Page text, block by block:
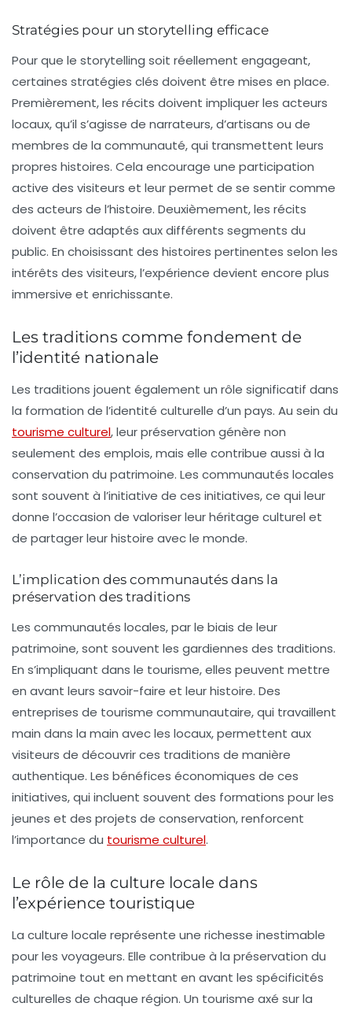
Stratégies pour un storytelling efficace
Pour que le storytelling soit réellement engageant,
certaines stratégies clés doivent être mises en place.
Premièrement, les récits doivent impliquer les acteurs
locaux, qu’il s’agisse de narrateurs, d’artisans ou de
membres de la communauté, qui transmettent leurs
propres histoires. Cela encourage une participation
active des visiteurs et leur permet de se sentir comme
des acteurs de l’histoire. Deuxièmement, les récits
doivent être adaptés aux différents segments du
public. En choisissant des histoires pertinentes selon les
intérêts des visiteurs, l’expérience devient encore plus
immersive et enrichissante.
Les traditions comme fondement de
l’identité nationale
Les traditions jouent également un rôle significatif dans
la formation de l’identité culturelle d’un pays. Au sein du
tourisme culturel, leur préservation génère non
seulement des emplois, mais elle contribue aussi à la
conservation du patrimoine. Les communautés locales
sont souvent à l’initiative de ces initiatives, ce qui leur
donne l’occasion de valoriser leur héritage culturel et
de partager leur histoire avec le monde.
L’implication des communautés dans la
préservation des traditions
Les communautés locales, par le biais de leur
patrimoine, sont souvent les gardiennes des traditions.
En s’impliquant dans le tourisme, elles peuvent mettre
en avant leurs savoir-faire et leur histoire. Des
entreprises de tourisme communautaire, qui travaillent
main dans la main avec les locaux, permettent aux
visiteurs de découvrir ces traditions de manière
authentique. Les bénéfices économiques de ces
initiatives, qui incluent souvent des formations pour les
jeunes et des projets de conservation, renforcent
l’importance du tourisme culturel.
Le rôle de la culture locale dans
l’expérience touristique
La culture locale représente une richesse inestimable
pour les voyageurs. Elle contribue à la préservation du
patrimoine tout en mettant en avant les spécificités
culturelles de chaque région. Un tourisme axé sur la